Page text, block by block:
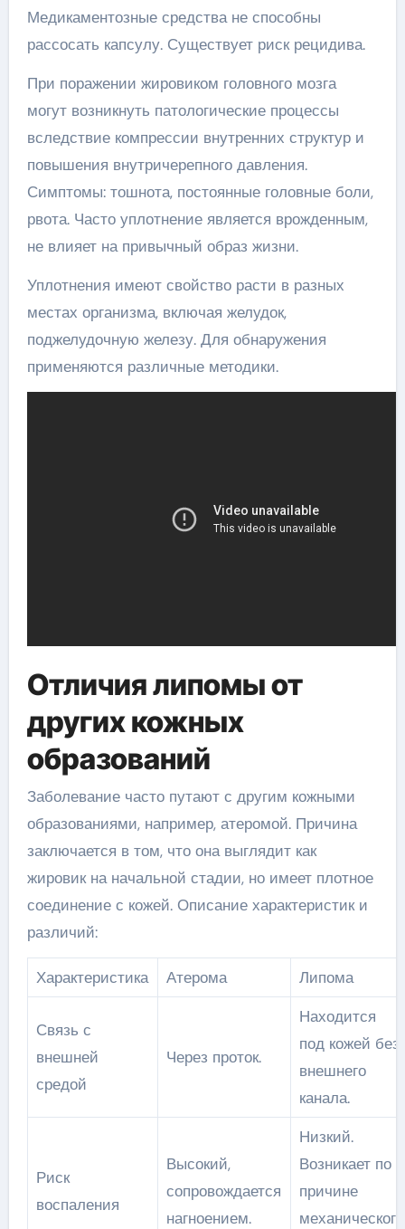
Медикаментозные средства не способны
рассосать капсулу. Существует риск рецидива.
При поражении жировиком головного мозга
могут возникнуть патологические процессы
вследствие компрессии внутренних структур и
повышения внутричерепного давления.
Симптомы: тошнота, постоянные головные боли,
рвота. Часто уплотнение является врожденным,
не влияет на привычный образ жизни.
Уплотнения имеют свойство расти в разных
местах организма, включая желудок,
поджелудочную железу. Для обнаружения
применяются различные методики.
Отличия липомы от
других кожных
образований
Заболевание часто путают с другим кожными
образованиями, например, атеромой. Причина
заключается в том, что она выглядит как
жировик на начальной стадии, но имеет плотное
соединение с кожей. Описание характеристик и
различий:
Характеристика Атерома Липома
Связь с
внешней
средой
Через проток.
Находится
под кожей без
внешнего
канала.
Риск
воспаления
Высокий,
сопровождается
нагноением.
Низкий.
Возникает по
причине
механического